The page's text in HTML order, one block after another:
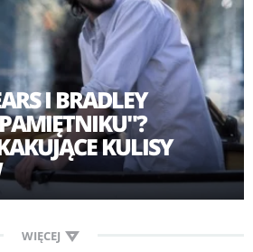
I BRADLEY
KULISY
WIĘCEJ